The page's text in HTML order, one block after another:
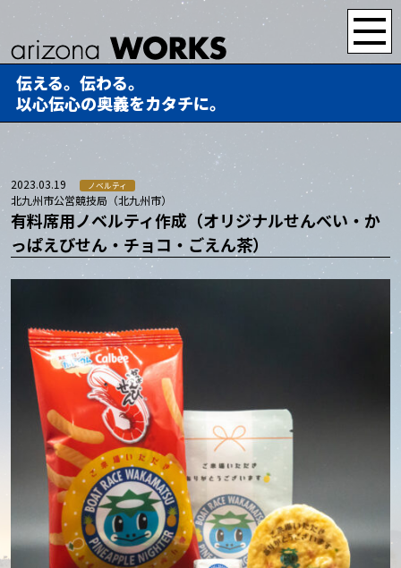
伝える。伝わる。
以心伝心の奥義をカタチに。
2023.03.19 ノベルティ
北九州市公営競技局（北九州市）
有料席用ノベルティ作成（オリジナルせんべい・か
っぱえびせん・チョコ・ごえん茶）